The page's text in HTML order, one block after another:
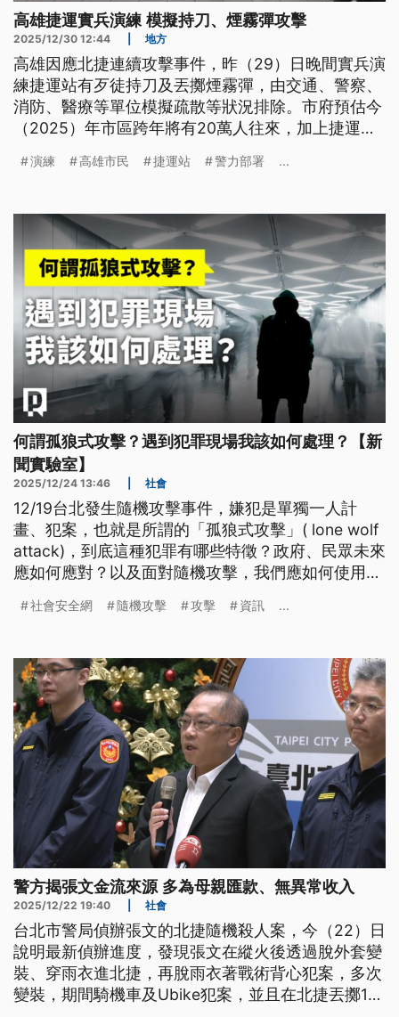
高雄捷運實兵演練 模擬持刀、煙霧彈攻擊
2025/12/30 12:44 地方
高雄因應北捷連續攻擊事件，昨（29）日晚間實兵演
練捷運站有歹徒持刀及丟擲煙霧彈，由交通、警察、
消防、醫療等單位模擬疏散等狀況排除。市府預估今
（2025）年市區跨年將有20萬人往來，加上捷運站
實兵演練。而在昨日下午高捷車廂也出現一名女子對
報後帶著盾牌前往處理，將女子請下車。
演練 高雄市民 捷運站 警力部署 ...
何謂孤狼式攻擊？遇到犯罪現場我該如何處理？【新
聞實驗室】
2025/12/24 13:46 社會
12/19台北發生隨機攻擊事件，嫌犯是單獨一人計
畫、犯案，也就是所謂的「孤狼式攻擊」( lone wolf
attack)，到底這種犯罪有哪些特徵？政府、民眾未來
應如何應對？以及面對隨機攻擊，我們應如何使用社
析。
社會安全網 隨機攻擊 攻擊 資訊 ...
警方揭張文金流來源 多為母親匯款、無異常收入
2025/12/22 19:40 社會
台北市警局偵辦張文的北捷隨機殺人案，今（22）日
說明最新偵辦進度，發現張文在縱火後透過脫外套變
裝、穿雨衣進北捷，再脫雨衣著戰術背心犯案，多次
變裝，期間騎機車及Ubike犯案，並且在北捷丟擲17